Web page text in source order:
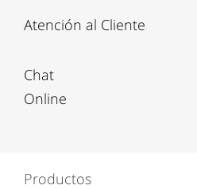
Atención al Cliente
Chat
Online
Productos